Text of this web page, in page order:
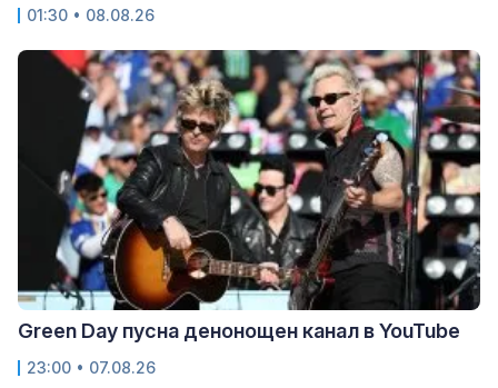
01:30 • 08.08.26
Green Day пусна денонощен канал в YouTube
23:00 • 07.08.26